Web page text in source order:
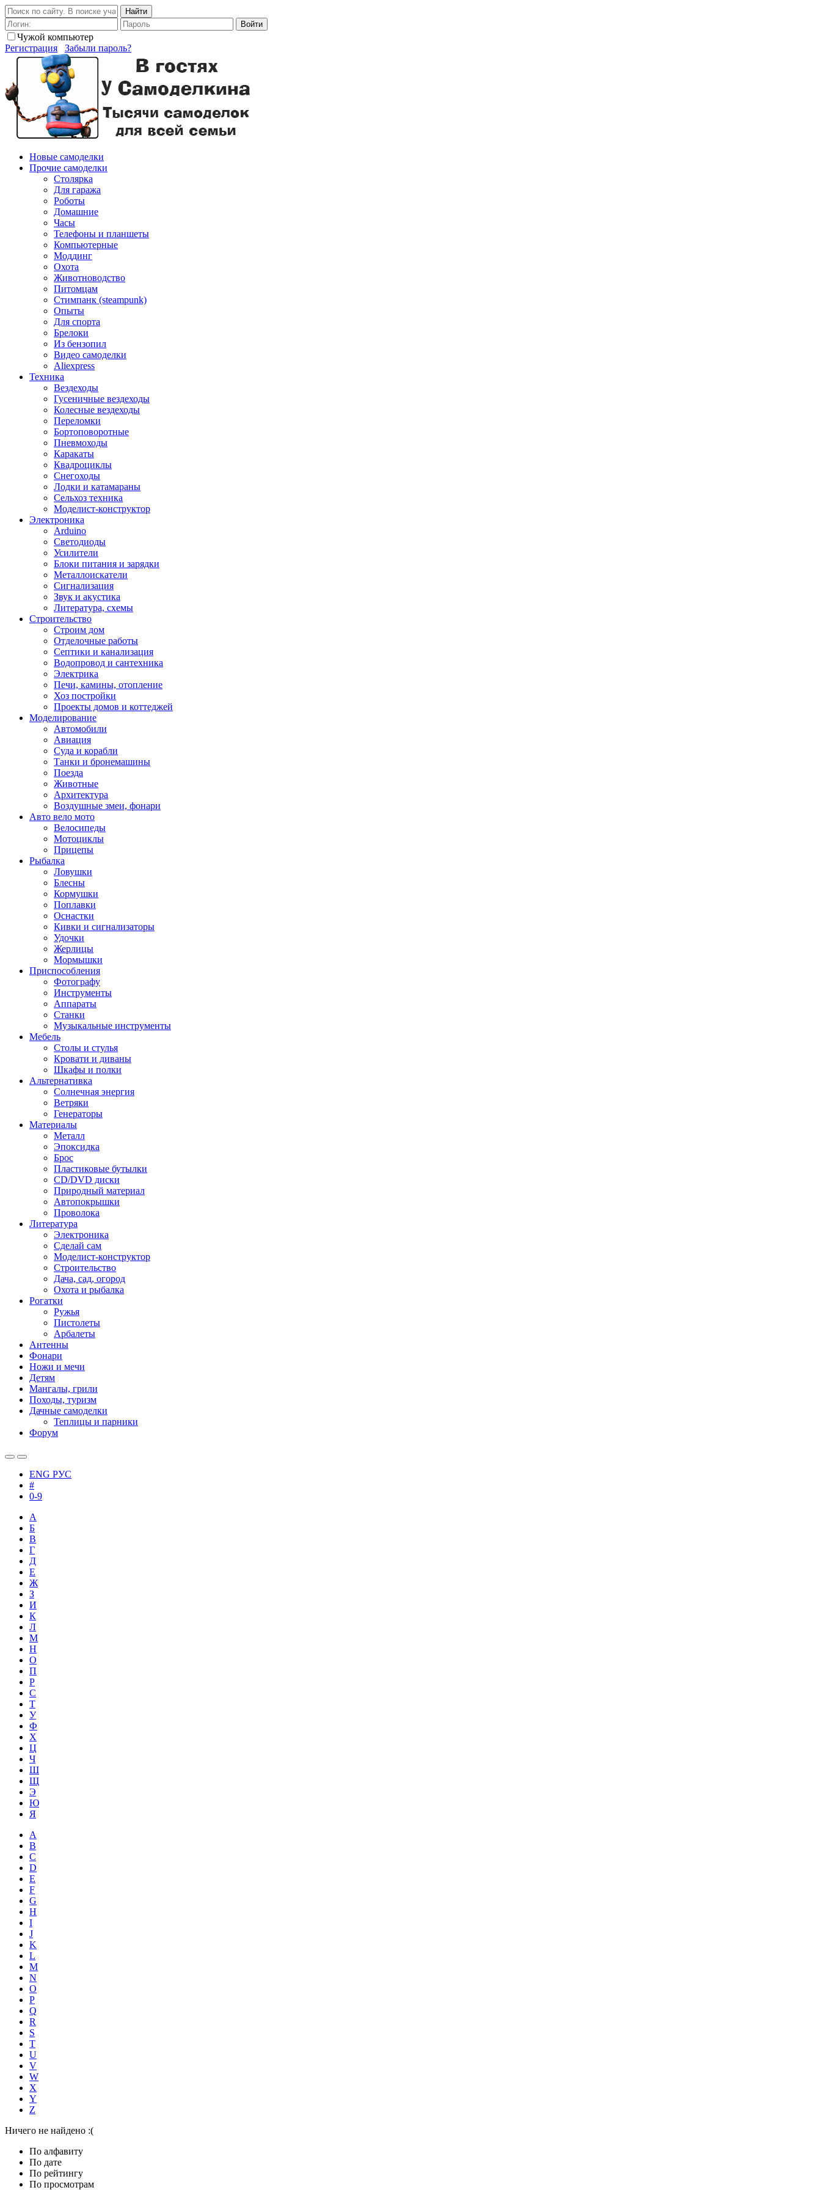
Найти
Войти
Чужой компьютер
Регистрация
Забыли пароль?
Новые самоделки
Прочие самоделки
Столярка
Для гаража
Роботы
Домашние
Часы
Телефоны и планшеты
Компьютерные
Моддинг
Охота
Животноводство
Питомцам
Стимпанк (steampunk)
Опыты
Для спорта
Брелоки
Из бензопил
Видео самоделки
Aliexpress
Техника
Вездеходы
Гусеничные вездеходы
Колесные вездеходы
Переломки
Бортоповоротные
Пневмоходы
Каракаты
Квадроциклы
Снегоходы
Лодки и катамараны
Сельхоз техника
Моделист-конструктор
Электроника
Arduino
Светодиоды
Усилители
Блоки питания и зарядки
Металлоискатели
Сигнализация
Звук и акустика
Литература, схемы
Строительство
Строим дом
Отделочные работы
Септики и канализация
Водопровод и сантехника
Электрика
Печи, камины, отопление
Хоз постройки
Проекты домов и коттеджей
Моделирование
Автомобили
Авиация
Суда и корабли
Танки и бронемашины
Поезда
Животные
Архитектура
Воздушные змеи, фонари
Авто вело мото
Велосипеды
Мотоциклы
Прицепы
Рыбалка
Ловушки
Блесны
Кормушки
Поплавки
Оснастки
Кивки и сигнализаторы
Удочки
Жерлицы
Мормышки
Приспособления
Фотографу
Инструменты
Аппараты
Станки
Музыкальные инструменты
Мебель
Столы и стулья
Кровати и диваны
Шкафы и полки
Альтернативка
Солнечная энергия
Ветряки
Генераторы
Материалы
Металл
Эпоксидка
Брос
Пластиковые бутылки
CD/DVD диски
Природный материал
Автопокрышки
Проволока
Литература
Электроника
Сделай сам
Моделист-конструктор
Строительство
Дача, сад, огород
Охота и рыбалка
Рогатки
Ружья
Пистолеты
Арбалеты
Антенны
Фонари
Ножи и мечи
Детям
Мангалы, грили
Походы, туризм
Дачные самоделки
Теплицы и парники
Форум
ENG РУС
#
0-9
А
Б
В
Г
Д
Е
Ж
З
И
К
Л
М
Н
О
П
Р
С
Т
У
Ф
Х
Ц
Ч
Ш
Щ
Э
Ю
Я
A
B
C
D
E
F
G
H
I
J
K
L
M
N
O
P
Q
R
S
T
U
V
W
X
Y
Z
Ничего не найдено :(
По алфавиту
По дате
По рейтингу
По просмотрам